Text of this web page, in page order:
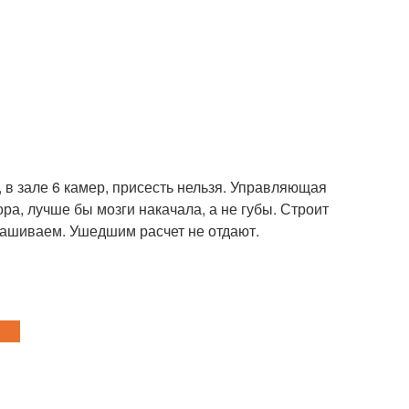
зале 6 камер, присесть нельзя. Управляющая
лучше бы мозги накачала, а не губы. Строит
Ушедшим расчет не отдают.